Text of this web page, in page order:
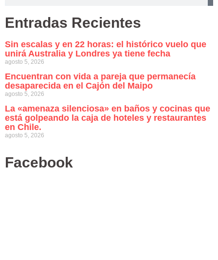
Entradas Recientes
Sin escalas y en 22 horas: el histórico vuelo que
unirá Australia y Londres ya tiene fecha
agosto 5, 2026
Encuentran con vida a pareja que permanecía
desaparecida en el Cajón del Maipo
agosto 5, 2026
La «amenaza silenciosa» en baños y cocinas que
está golpeando la caja de hoteles y restaurantes
en Chile.
agosto 5, 2026
Facebook